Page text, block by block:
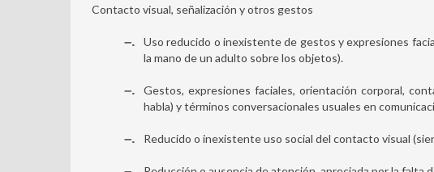
Contacto visual, señalización y otros gestos
–
Uso reducido o inexistente de gestos y expresiones
la mano de un adulto sobre los objetos).
–
Gestos, expresiones faciales, orientación corporal,
habla) y términos conversacionales usuales en
– Reducido o inexistente uso social del contacto visual